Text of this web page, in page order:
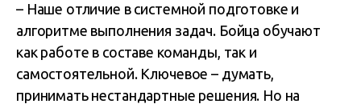
– Наше отличие в системной подготовке и
алгоритме выполнения задач. Бойца обучают
как работе в составе команды, так и
самостоятельной. Ключевое – думать,
принимать нестандартные решения. Но на